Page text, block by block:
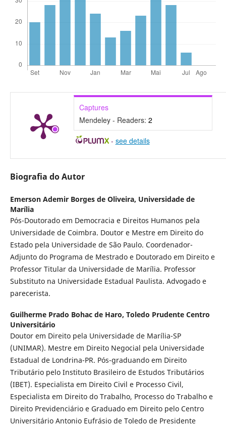
Captures
Mendeley - Readers: 2
- see details
Biografia do Autor
Emerson Ademir Borges de Oliveira, Universidade de
Marília
Pós-Doutorado em Democracia e Direitos Humanos pela
Universidade de Coimbra. Doutor e Mestre em Direito do
Estado pela Universidade de São Paulo. Coordenador-
Adjunto do Programa de Mestrado e Doutorado em Direito e
Professor Titular da Universidade de Marília. Professor
Substituto na Universidade Estadual Paulista. Advogado e
parecerista.
Guilherme Prado Bohac de Haro, Toledo Prudente Centro
Universitário
Doutor em Direito pela Universidade de Marília-SP
(UNIMAR). Mestre em Direito Negocial pela Universidade
Estadual de Londrina-PR. Pós-graduando em Direito
Tributário pelo Instituto Brasileiro de Estudos Tributários
(IBET). Especialista em Direito Civil e Processo Civil,
Especialista em Direito do Trabalho, Processo do Trabalho e
Direito Previdenciário e Graduado em Direito pelo Centro
Universitário Antonio Eufrásio de Toledo de Presidente